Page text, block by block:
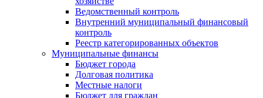
Ведомственный контроль
Внутренний муниципальный финансовый
контроль
Реестр категорированных объектов
Муниципальные финансы
Бюджет города
Долговая политика
Местные налоги
Бюджет для граждан